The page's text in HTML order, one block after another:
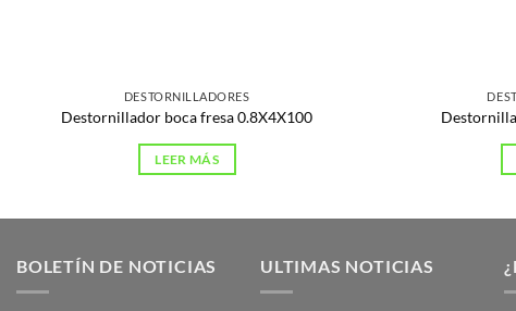
DESTORNILLADORES
Destornillador boca fresa 0.8X4X100
LEER MÁS
BOLETÍN DE NOTICIAS ULTIMAS NOTICIAS